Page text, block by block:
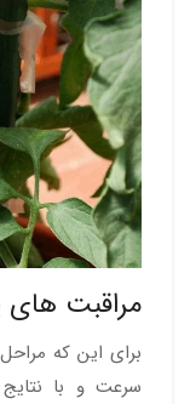
مراقبت
برای این که
سرعت و با